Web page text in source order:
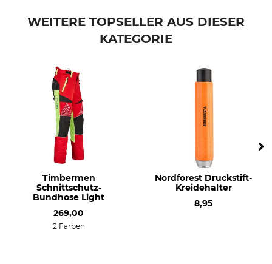
WEITERE TOPSELLER AUS DIESER
KATEGORIE
Timbermen
Schnittschutz-
Bundhose Light
269,00
2 Farben
Nordforest Druckstift-
Kreidehalter
8,95